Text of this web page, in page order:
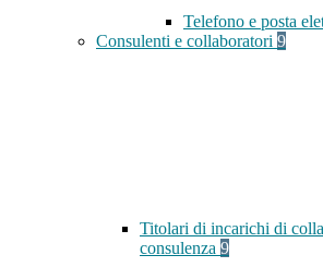
Telefono e posta
Consulenti e collaboratori 9
Titolari di incarichi di
consulenza 9